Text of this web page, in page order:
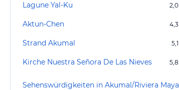
Lagune Yal-Ku 2,0
Aktun-Chen 4,3
Strand Akumal 5,1
Kirche Nuestra Señora De Las Nieves 5,8
Sehenswürdigkeiten in Akumal/Riviera Maya